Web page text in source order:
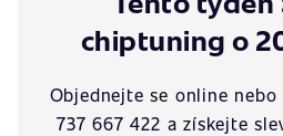
chiptuning o
Objednejte se online nebo
737 667 422 a získejte